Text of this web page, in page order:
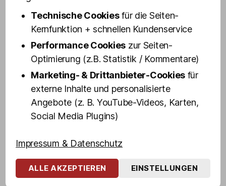
Ansprechpartner (erforderlich)
E-Mail (erforderlich)
Kurze Vorstellung
Technische Cookiesfür die Seiten-
Kernfunktion + schnellen Kundenservice
Performance Cookies zur Seiten-
Optimierung (z.B. Statistik / Kommentare)
Marketing- & Drittanbieter-Cookies für
externe Inhalte und personalisierte
Angebote (z. B. YouTube-Videos, Karten,
Social Media Plugins)
Impressum & Datenschutz
ALLE AKZEPTIEREN EINSTELLUNGEN